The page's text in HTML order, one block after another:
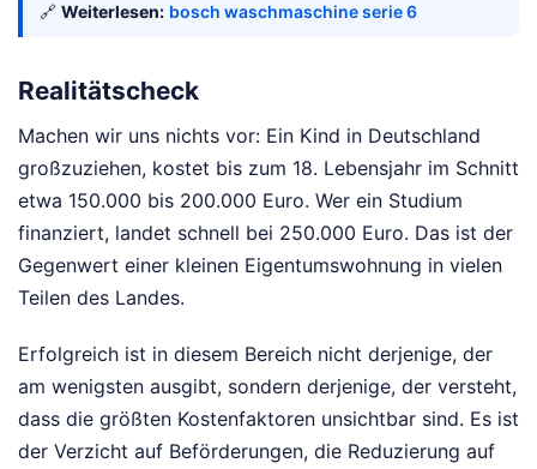
🔗 Weiterlesen: bosch waschmaschine serie 6
Realitätscheck
Machen wir uns nichts vor: Ein Kind in Deutschland
großzuziehen, kostet bis zum 18. Lebensjahr im Schnitt
etwa 150.000 bis 200.000 Euro. Wer ein Studium
finanziert, landet schnell bei 250.000 Euro. Das ist der
Gegenwert einer kleinen Eigentumswohnung in vielen
Teilen des Landes.
Erfolgreich ist in diesem Bereich nicht derjenige, der
am wenigsten ausgibt, sondern derjenige, der versteht,
dass die größten Kostenfaktoren unsichtbar sind. Es ist
der Verzicht auf Beförderungen, die Reduzierung auf